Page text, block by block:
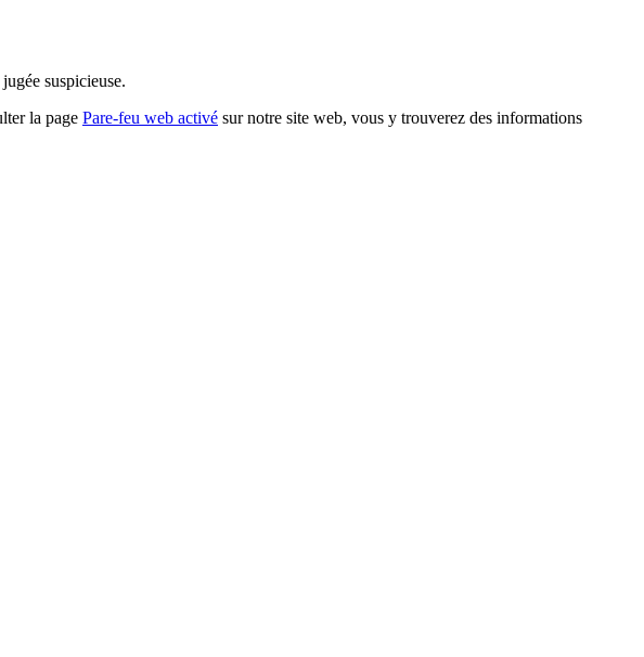
suspicieuse.
la page Pare-feu web activé sur notre site web, vous y trouverez des informations